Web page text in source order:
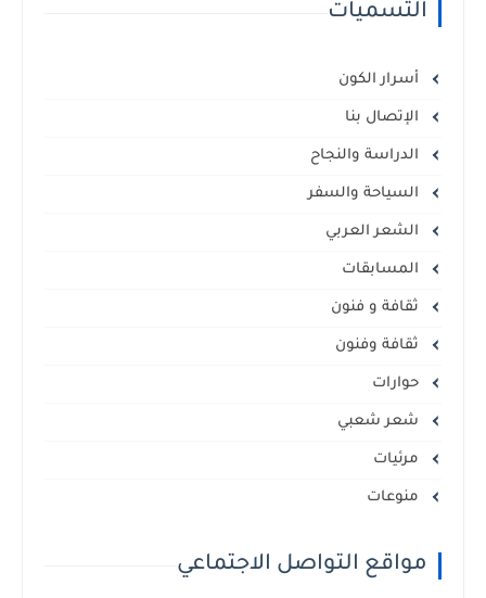
التسميات
أسرار الكون
الإتصال بنا
الدراسة والنجاح
السياحة والسفر
الشعر العربي
المسابقات
ثقافة و فنون
ثقافة وفنون
حوارات
شعر شعبي
مرئيات
منوعات
مواقع التواصل الاجتماعي